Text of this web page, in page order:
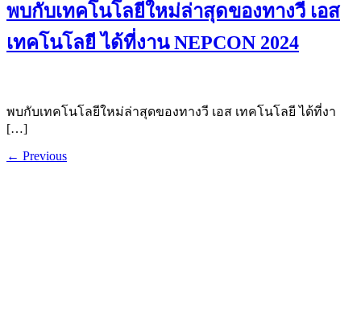
พบกับเทคโนโลยีใหม่ล่าสุดของทางวี เอส
เทคโนโลยี ได้ที่งาน NEPCON 2024
พบกับเทคโนโลยีใหม่ล่าสุดของทางวี เอส เทคโนโลยี ได้ที่งา
[…]
← Previous